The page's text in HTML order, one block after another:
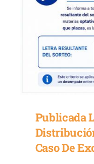
Secretaría
Publicada
Caso De